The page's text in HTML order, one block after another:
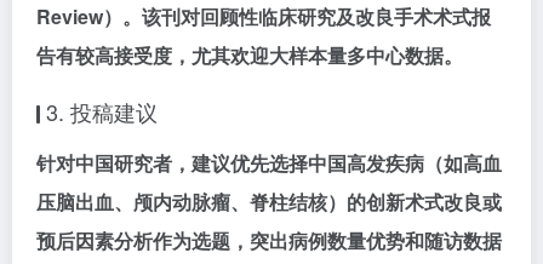
Review） 。该刊对回顾性临床研究及改良手术术式报
告有较高接受度，尤其欢迎大样本量多中心数据。
3. 投稿建议
针对中国研究者，建议优先选择中国高发疾病（如高血
压脑出血、颅内动脉瘤、脊柱结核）的创新术式改良或
预后因素分析作为选题，突出病例数量优势和随访数据